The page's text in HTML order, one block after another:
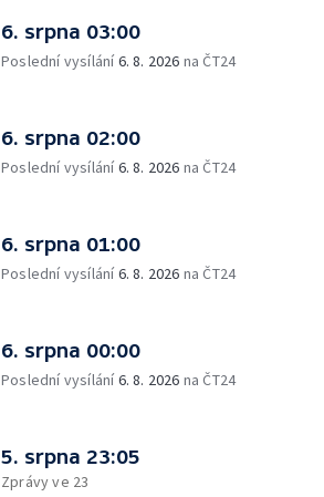
6. srpna 03:00
Poslední vysílání6. 8. 2026 na ČT24
6. srpna 02:00
Poslední vysílání6. 8. 2026 na ČT24
6. srpna 01:00
Poslední vysílání6. 8. 2026 na ČT24
6. srpna 00:00
Poslední vysílání6. 8. 2026 na ČT24
5. srpna 23:05
Zprávy ve 23